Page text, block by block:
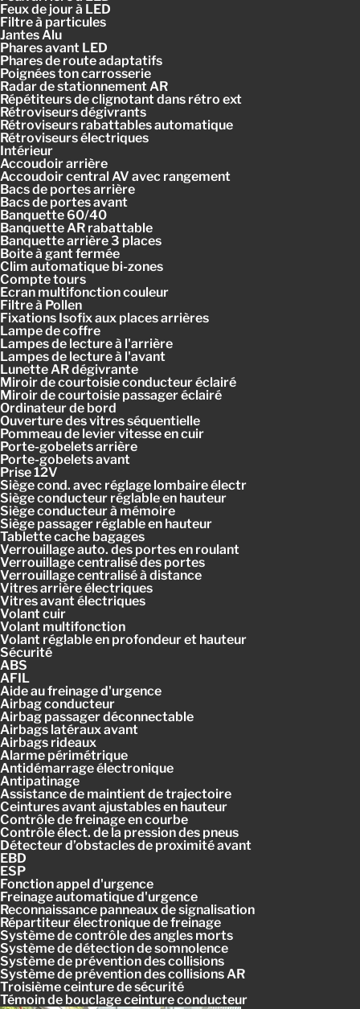
Feux de jour à LED
Filtre à particules
Jantes Alu
Phares avant LED
Phares de route adaptatifs
Poignées ton carrosserie
Radar de stationnement AR
Répétiteurs de clignotant dans rétro ext
Rétroviseurs dégivrants
Rétroviseurs rabattables automatique
Rétroviseurs électriques
Intérieur
Accoudoir arrière
Accoudoir central AV avec rangement
Bacs de portes arrière
Bacs de portes avant
Banquette 60/40
Banquette AR rabattable
Banquette arrière 3 places
Boite à gant fermée
Clim automatique bi-zones
Compte tours
Ecran multifonction couleur
Filtre à Pollen
Fixations Isofix aux places arrières
Lampe de coffre
Lampes de lecture à l'arrière
Lampes de lecture à l'avant
Lunette AR dégivrante
Miroir de courtoisie conducteur éclairé
Miroir de courtoisie passager éclairé
Ordinateur de bord
Ouverture des vitres séquentielle
Pommeau de levier vitesse en cuir
Porte-gobelets arrière
Porte-gobelets avant
Prise 12V
Siège cond. avec réglage lombaire électr
Siège conducteur réglable en hauteur
Siège conducteur à mémoire
Siège passager réglable en hauteur
Tablette cache bagages
Verrouillage auto. des portes en roulant
Verrouillage centralisé des portes
Verrouillage centralisé à distance
Vitres arrière électriques
Vitres avant électriques
Volant cuir
Volant multifonction
Volant réglable en profondeur et hauteur
Sécurité
ABS
AFIL
Aide au freinage d'urgence
Airbag conducteur
Airbag passager déconnectable
Airbags latéraux avant
Airbags rideaux
Alarme périmétrique
Antidémarrage électronique
Antipatinage
Assistance de maintient de trajectoire
Ceintures avant ajustables en hauteur
Contrôle de freinage en courbe
Contrôle élect. de la pression des pneus
Détecteur d’obstacles de proximité avant
EBD
ESP
Fonction appel d'urgence
Freinage automatique d'urgence
Reconnaissance panneaux de signalisation
Répartiteur électronique de freinage
Système de contrôle des angles morts
Système de détection de somnolence
Système de prévention des collisions
Système de prévention des collisions AR
Troisième ceinture de sécurité
Témoin de bouclage ceinture conducteur